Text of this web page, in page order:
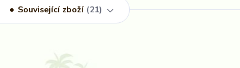
Související zboží 21